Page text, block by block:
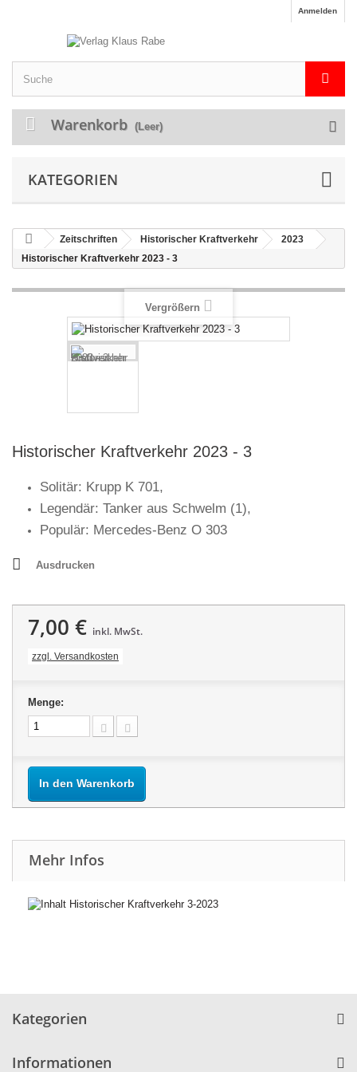
Anmelden
Warenkorb (Leer)
KATEGORIEN
Zeitschriften Historischer Kraftverkehr
2023
Historischer Kraftverkehr 2023 - 3
Vergrößern
Historischer Kraftverkehr 2023 - 3
Solitär: Krupp K 701,
Legendär: Tanker aus Schwelm (1),
Populär: Mercedes-Benz O 303
Ausdrucken
7,00 € inkl. MwSt.
zzgl. Versandkosten
Menge:
In den Warenkorb
Mehr Infos
Kategorien
Informationen